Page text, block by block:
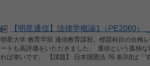
【明星通信】法律学概論1（PE2060）
明星大学 教育学部 通信教育課程、標題科目の合格
ートも高評価をいただきました。 通信という孤独
れば幸いです。 【課題】 日本国憲法 76 条3項は「